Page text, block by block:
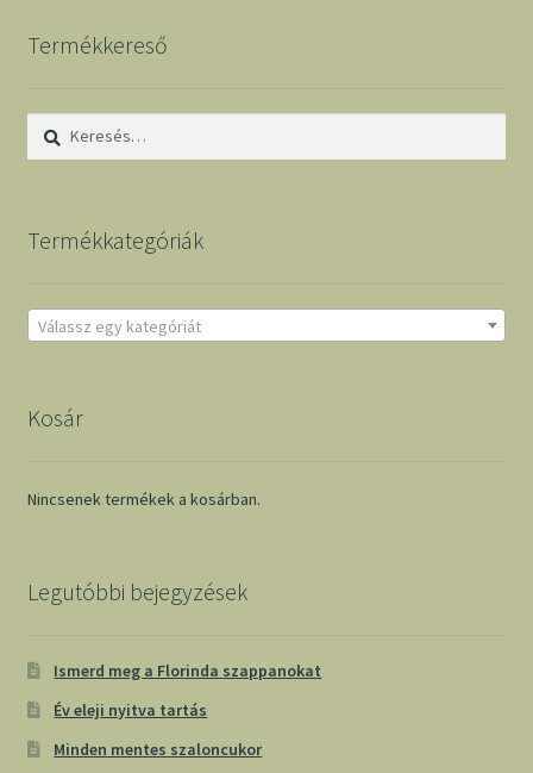
Termékkereső
Keresés:
Termékkategóriák
Válassz egy kategóriát
Kosár
Nincsenek termékek a kosárban.
Legutóbbi bejegyzések
Ismerd meg a Florinda szappanokat
Év eleji nyitva tartás
Minden mentes szaloncukor